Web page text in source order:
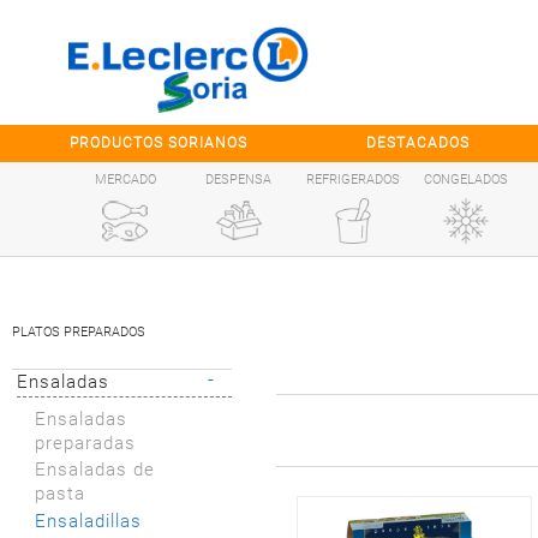
PRODUCTOS SORIANOS DESTACADOS
MERCADO DESPENSA REFRIGERADOS CONGELADOS
PLATOS PREPARADOS
Ensaladas -
Ensaladas
preparadas
Ensaladas de
pasta
Ensaladillas